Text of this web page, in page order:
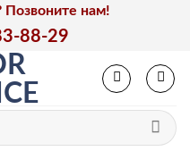
Позвоните нам!
88-29